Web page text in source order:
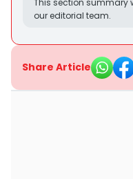
This section summary
our editorial team.
Share Article